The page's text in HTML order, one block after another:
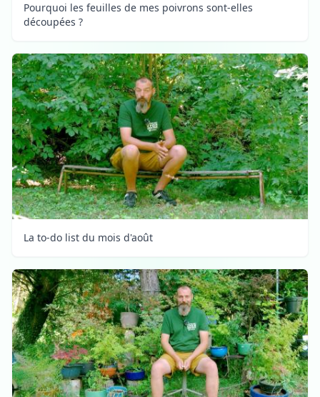
Pourquoi les feuilles de mes poivrons sont-elles
découpées ?
La to-do list du mois d'août